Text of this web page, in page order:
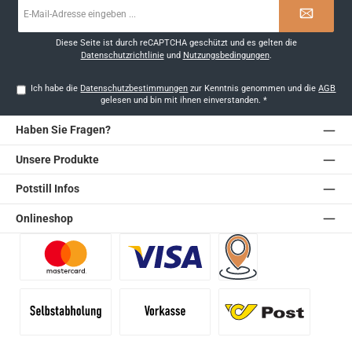
Mail-
Diese Seite ist durch reCAPTCHA geschützt und es gelten die
Datenschutzrichtlinieund Nutzungsbedingungen.
Ich habe die Datenschutzbestimmungen zur Kenntnis genommen und dieAGB
gelesen und bin mit ihnen einverstanden. *
Haben Sie Fragen?
Unsere Produkte
Potstill Infos
Onlineshop